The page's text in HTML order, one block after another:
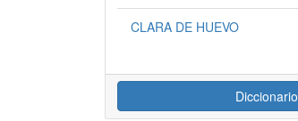
CLARA DE HUEVO
Diccionario